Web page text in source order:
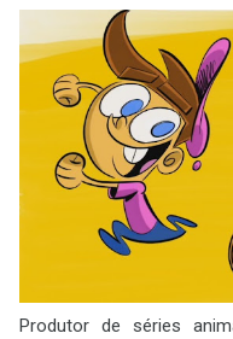
Produtor de séries